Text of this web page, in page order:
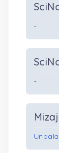
-
-
Mizaj